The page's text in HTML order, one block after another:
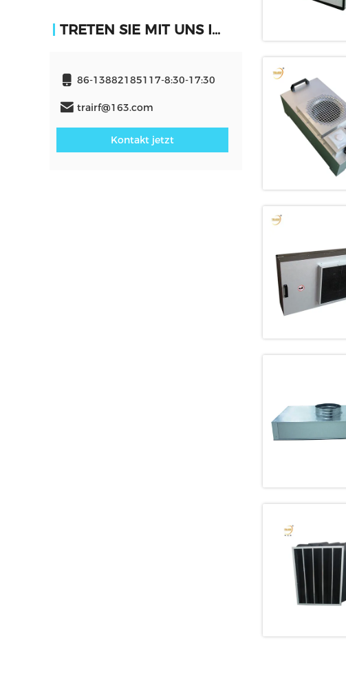
TRETEN SIE MIT UNS IN VERBINDUNG
86-13882185117-8:30-17:30
trairf@163.com
Kontakt jetzt